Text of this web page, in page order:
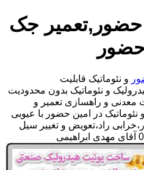
حضور,تعمیر جک
و نئوماتیک قابلیت
و نئوماتیک بدون محدودیت
معدنی و راهسازی تعمیر و
در امین حضور با عیوبی
راد،تعویض و تغییر سیل